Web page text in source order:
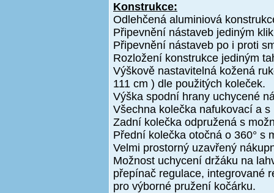
Konstrukce:
Odlehčená aluminiová
Připevnění nástaveb jediným
Připevnění nástaveb po i proti
Rozložení konstrukce jediným
Výškově nastavitelná kožená
111 cm ) dle použitých koleček.
Výška spodní hrany uchycené
Všechna kolečka nafukovací a s
Zadní kolečka odpružená s
Přední kolečka otočná o 360° s
Velmi prostorný uzavřený
Možnost uchycení držáku na
přepínač regulace, integrované
pro výborné pružení kočárku.